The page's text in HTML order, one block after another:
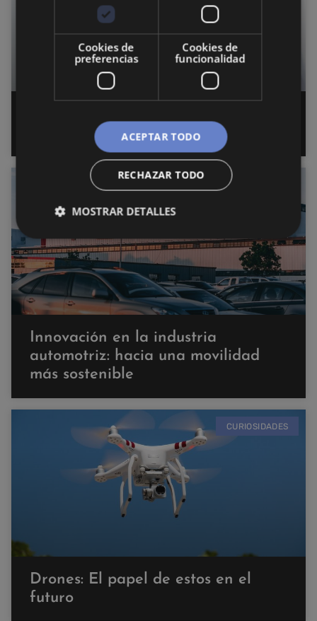
médicas y biotecnología
CURIOSIDADES
Innovación en la industria
automotriz: hacia una movilidad
más sostenible
CURIOSIDADES
Drones: El papel de estos en el
futuro
Cookies de
preferencias
Cookies de
funcionalidad
ACEPTAR TODO
RECHAZAR TODO
MOSTRAR DETALLES